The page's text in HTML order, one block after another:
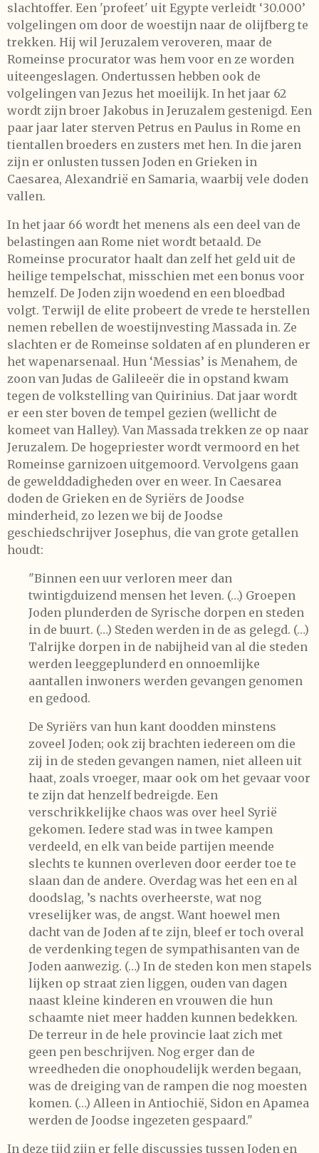
slachtoffer. Een 'profeet' uit Egypte verleidt ‘30.000’
volgelingen om door de woestijn naar de olijfberg te
trekken. Hij wil Jeruzalem veroveren, maar de
Romeinse procurator was hem voor en ze worden
uiteengeslagen. Ondertussen hebben ook de
volgelingen van Jezus het moeilijk. In het jaar 62
wordt zijn broer Jakobus in Jeruzalem gestenigd. Een
paar jaar later sterven Petrus en Paulus in Rome en
tientallen broeders en zusters met hen. In die jaren
zijn er onlusten tussen Joden en Grieken in
Caesarea, Alexandrië en Samaria, waarbij vele doden
vallen.
In het jaar 66 wordt het menens als een deel van de
belastingen aan Rome niet wordt betaald. De
Romeinse procurator haalt dan zelf het geld uit de
heilige tempelschat, misschien met een bonus voor
hemzelf. De Joden zijn woedend en een bloedbad
volgt. Terwijl de elite probeert de vrede te herstellen
nemen rebellen de woestijnvesting Massada in. Ze
slachten er de Romeinse soldaten af en plunderen er
het wapenarsenaal. Hun ‘Messias’ is Menahem, de
zoon van Judas de Galileeër die in opstand kwam
tegen de volkstelling van Quirinius. Dat jaar wordt
er een ster boven de tempel gezien (wellicht de
komeet van Halley). Van Massada trekken ze op naar
Jeruzalem. De hogepriester wordt vermoord en het
Romeinse garnizoen uitgemoord. Vervolgens gaan
de gewelddadigheden over en weer. In Caesarea
doden de Grieken en de Syriërs de Joodse
minderheid, zo lezen we bij de Joodse
geschiedschrijver Josephus, die van grote getallen
houdt:
"Binnen een uur verloren meer dan
twintigduizend mensen het leven. (…) Groepen
Joden plunderden de Syrische dorpen en steden
in de buurt. (…) Steden werden in de as gelegd. (…)
Talrijke dorpen in de nabijheid van al die steden
werden leeggeplunderd en onnoemlijke
aantallen inwoners werden gevangen genomen
en gedood.
De Syriërs van hun kant doodden minstens
zoveel Joden; ook zij brachten iedereen om die
zij in de steden gevangen namen, niet alleen uit
haat, zoals vroeger, maar ook om het gevaar voor
te zijn dat henzelf bedreigde. Een
verschrikkelijke chaos was over heel Syrië
gekomen. Iedere stad was in twee kampen
verdeeld, en elk van beide partijen meende
slechts te kunnen overleven door eerder toe te
slaan dan de andere. Overdag was het een en al
doodslag, ’s nachts overheerste, wat nog
vreselijker was, de angst. Want hoewel men
dacht van de Joden af te zijn, bleef er toch overal
de verdenking tegen de sympathisanten van de
Joden aanwezig. (…) In de steden kon men stapels
lijken op straat zien liggen, ouden van dagen
naast kleine kinderen en vrouwen die hun
schaamte niet meer hadden kunnen bedekken.
De terreur in de hele provincie laat zich met
geen pen beschrijven. Nog erger dan de
wreedheden die onophoudelijk werden begaan,
was de dreiging van de rampen die nog moesten
komen. (…) Alleen in Antiochië, Sidon en Apamea
werden de Joodse ingezeten gespaard."
In deze tijd zijn er felle discussies tussen Joden en